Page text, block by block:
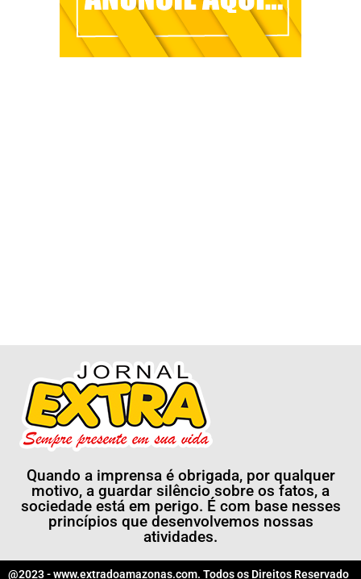
Quando a imprensa é obrigada, por qualquer
motivo, a guardar silêncio sobre os fatos, a
sociedade está em perigo. É com base nesses
princípios que desenvolvemos nossas
atividades.
@2023 - www.extradoamazonas.com. Todos os Direitos Reservado